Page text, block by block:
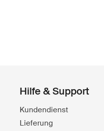
Hilfe & Support
Kundendienst
Lieferung